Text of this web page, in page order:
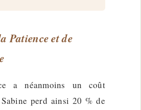
Patience et de
a néanmoins un coût
perd ainsi 20 % de